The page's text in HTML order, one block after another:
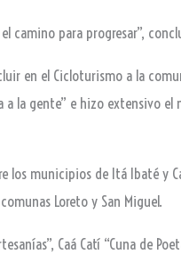
camino para progresar”,
en el Cicloturismo a la
la gente” e hizo extensivo el
los municipios de Itá Ibaté y
Loreto y San Miguel.
Caá Catí “Cuna de